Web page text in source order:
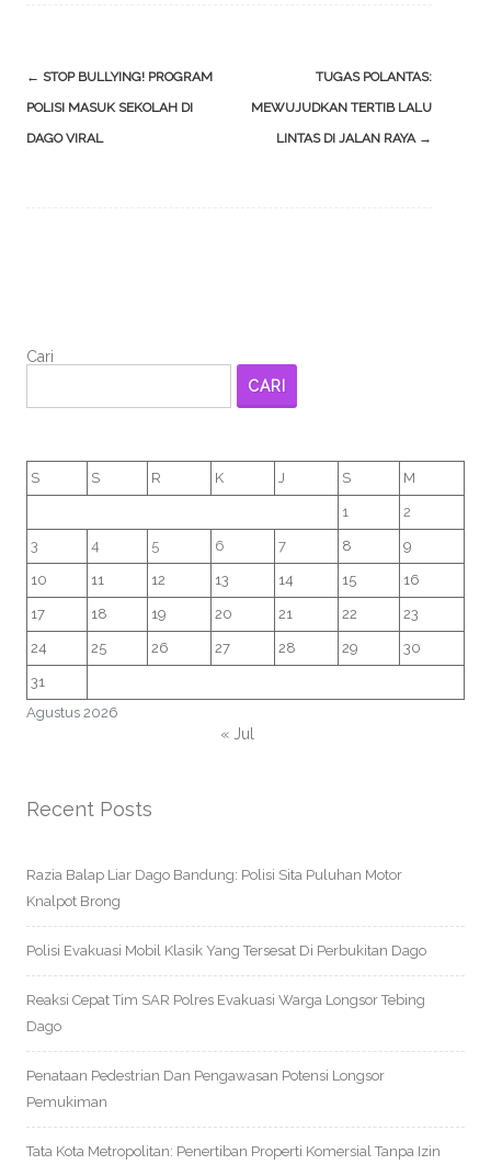
Post
navigation
← STOP BULLYING! PROGRAM
POLISI MASUK SEKOLAH DI
DAGO VIRAL
TUGAS POLANTAS:
MEWUJUDKAN TERTIB LALU
LINTAS DI JALAN RAYA →
Cari
CARI
Agustus 2026
S S R K J S M
1 2
3 4 5 6 7 8 9
10 11 12 13 14 15 16
17 18 19 20 21 22 23
24 25 26 27 28 29 30
31
« Jul
Recent Posts
Razia Balap Liar Dago Bandung: Polisi Sita Puluhan Motor
Knalpot Brong
Polisi Evakuasi Mobil Klasik Yang Tersesat Di Perbukitan Dago
Reaksi Cepat Tim SAR Polres Evakuasi Warga Longsor Tebing
Dago
Penataan Pedestrian Dan Pengawasan Potensi Longsor
Pemukiman
Tata Kota Metropolitan: Penertiban Properti Komersial Tanpa Izin